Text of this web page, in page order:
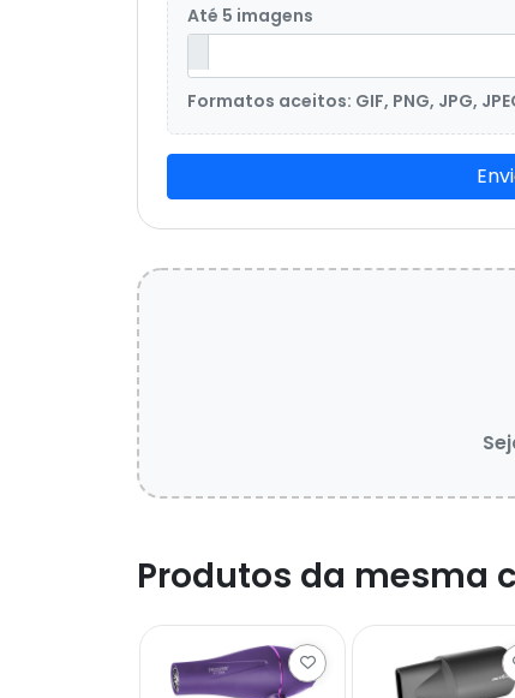
Até 5 imagens
Formatos aceitos: GIF, PNG, JPG,
Produtos da mesma